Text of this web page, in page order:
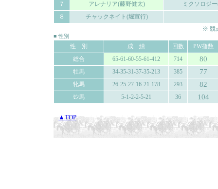
７
アレナリア(藤野健太)
ミクソロジ
８
チャックネイト(堀宣行)
※ 競
■ 性別
性 別 成 績 回数
PW指数
総合
65-61-60-55-61-412 714 80
牡馬 34-35-31-37-35-213 385 77
牝馬 26-25-27-16-21-178 293 82
ｾﾝ馬 5-1-2-2-5-21 36 104
▲TOP